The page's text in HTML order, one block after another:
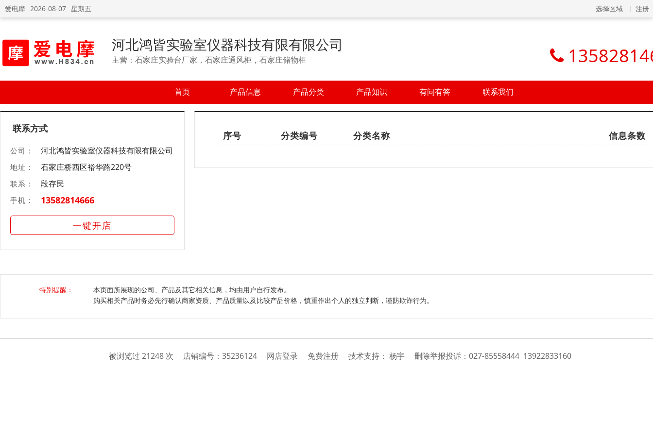
爱电摩 2026-08-07 星期五 选择区域 注册
河北鸿皆实验室仪器科技有限有限公司
主营：石家庄实验台厂家，石家庄通风柜，石家庄储物柜
首页 产品信息 产品分类 产品知识 有问有答 联系我们
联系方式
公司： 河北鸿皆实验室仪器科技有限有限公司
地址： 石家庄桥西区裕华路220号
联系： 段存民
手机： 13582814666
一键开店
序号 分类编号 分类名称 信息条数
特别提醒：
本页面所展现的公司、产品及其它相关信息，均由用户自行发布。
购买相关产品时务必先行确认商家资质、产品质量以及比较产品价格，慎重作出个人的独立判断，谨防欺诈行为。
被浏览过 21248 次 店铺编号： 35236124 网店登录 免费注册 技术支持 ： 杨宇 删除举报投诉：027-85558444 13922833160